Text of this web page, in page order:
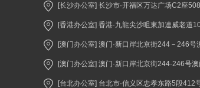
[长沙办公室] 长沙市·开福区万达广场C2座
[香港办公室] 香港·九龍尖沙咀東加連威老
[澳门办公室] 澳门·新口岸北京街244－246
[澳门办公室] 澳门·新口岸北京街244-246号
[台北办公室] 台北市·信义区忠孝东路5段